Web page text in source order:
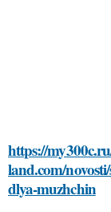
https://
land.com/
dlya-muzhchin